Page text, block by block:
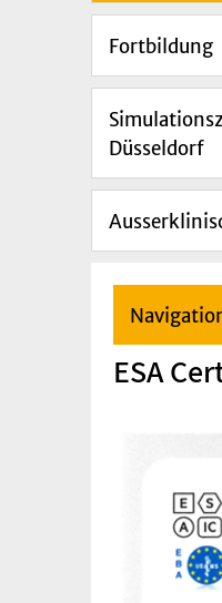
Fortbildung
Düsseldorf
ESA